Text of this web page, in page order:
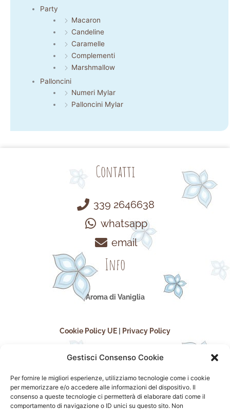
Gestisci Consenso Cookie
Per fornire le migliori esperienze, utilizziamo tecnologie come i cookie
per memorizzare e/o accedere alle informazioni del dispositivo. Il
consenso a queste tecnologie ci permetterà di elaborare dati come il
comportamento di navigazione o ID unici su questo sito. Non
Party
Macaron
Candeline
Caramelle
Complementi
Marshmallow
Palloncini
Numeri Mylar
Palloncini Mylar
Contatti
339 2646638
whatsapp
email
Info
Aroma di Vaniglia
Cookie Policy UE Privacy Policy